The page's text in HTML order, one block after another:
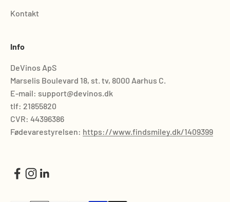
Kontakt
Info
DeVinos ApS
Marselis Boulevard 18, st. tv, 8000 Aarhus C.
E-mail: support@devinos.dk
tlf: 21855820
CVR: 44396386
Fødevarestyrelsen: https://www.findsmiley.dk/1409399